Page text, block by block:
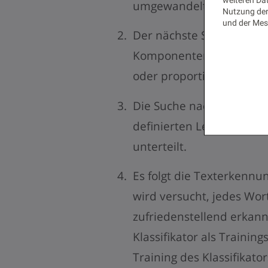
Nutzung
und der
umgewandelt.
Der nächste Schritt ist
Komponenten. Zeilen
oder proportionalen
Die Suche nach Zeilen
definierten Leerzeichen
unterteilt.
Es folgt die
wird versucht, jedes
zufriedenstellend
Klassifikator als
Training des